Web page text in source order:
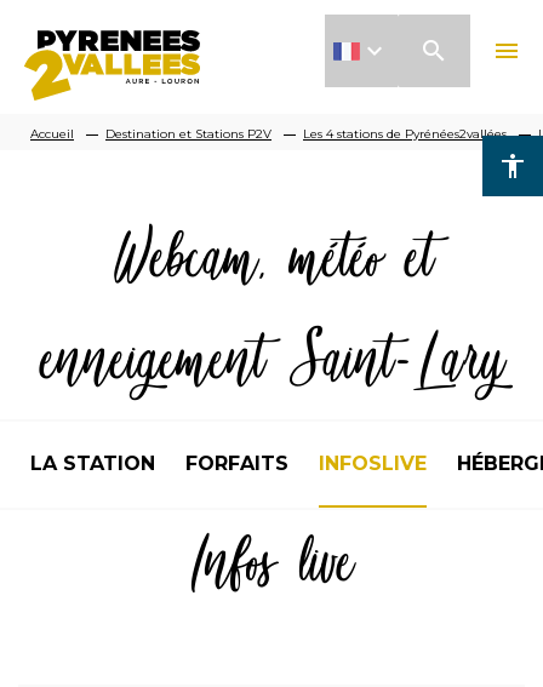
contenu
principal
accessibility
search menu
Fil
Accueil Destination et Stations P2V Les 4 stations de Pyrénées2vallées
Webcam, météo et
enneigement Saint-Lary
LA STATION FORFAITS INFOSLIVE
Infos live